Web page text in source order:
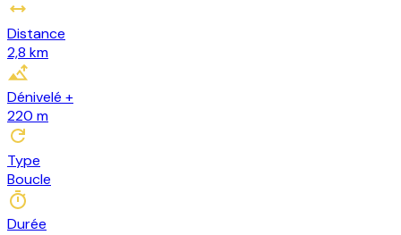
Distance
2,8 km
Dénivelé +
220 m
Type
Boucle
Durée